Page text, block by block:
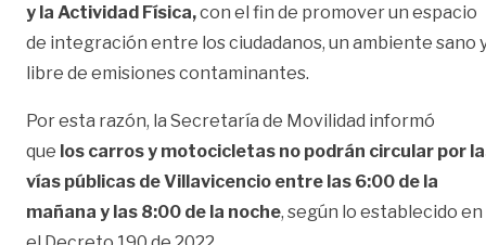
y la Actividad Física,con el fin de promover un espacio
de integración entre los ciudadanos, un ambiente sano
libre de emisiones contaminantes.
Por esta razón, la Secretaría de Movilidad informó
que los carros y motocicletas no podrán circular por
vías públicas de Villavicencio entre las 6:00 de la
mañana y las 8:00 de la noche, según lo establecido en